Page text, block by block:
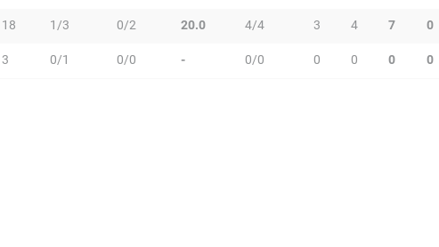
18 1/3 0/2 20.0 4/4 3 4 7 0
3 0/1 0/0 - 0/0 0 0 0 0